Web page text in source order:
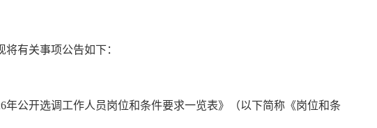
有关事项公告如下：
6年公开选调工作人员岗位和条件要求一览表》（以下简称《岗位和条